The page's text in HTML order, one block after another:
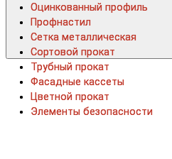
Оцинкованный профиль
Профнастил
Сетка металлическая
Сортовой прокат
Трубный прокат
Фасадные кассеты
Цветной прокат
Элементы безопасности
Оцинкованный профиль
Профнастил
Сетка металлическая
Сортовой прокат
Трубный прокат
Фасадные кассеты
Цветной прокат
Элементы безопасности